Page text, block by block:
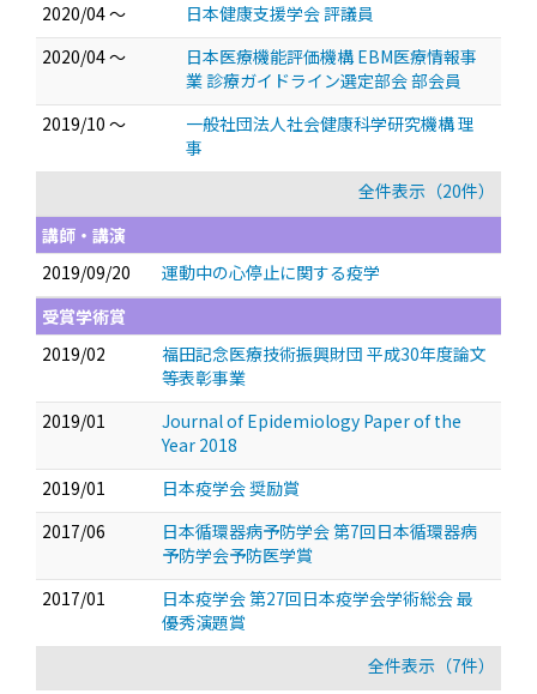
2020/04 ～
日本健康支援学会 評議員
2020/04 ～
日本医療機能評価機構 EBM医療情報事
業 診療ガイドライン選定部会 部会員
2019/10 ～
一般社団法人社会健康科学研究機構 理
事
全件表示（20件）
講師・講演
2019/09/20
運動中の心停止に関する疫学
受賞学術賞
2019/02
福田記念医療技術振興財団 平成30年度論文
等表彰事業
2019/01
Journal of Epidemiology Paper of the
Year 2018
2019/01
日本疫学会 奨励賞
2017/06
日本循環器病予防学会 第7回日本循環器病
予防学会予防医学賞
2017/01
日本疫学会 第27回日本疫学会学術総会 最
優秀演題賞
全件表示（7件）